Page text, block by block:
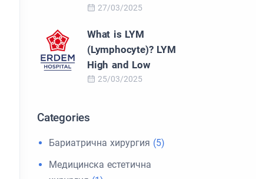
27/03/2025
What is LYM
(Lymphocyte)? LYM
High and Low
25/03/2025
Categories
Бариатрична хирургия (5)
Медицинска естетична